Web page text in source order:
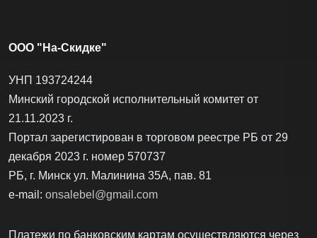
ООО "На-Скидке"
УНП 193724244
Минский городской исполнительный комитет от
21.11.2023 г.
Портал зарегистирован в торговом реестре РБ от 29
декабря 2023 г. номер 570737
РБ, г. Минск ул. Малинина 35А, пав. 81
e-mail: onsalebel@gmail.com
Платежи по банковским картам осуществляются через